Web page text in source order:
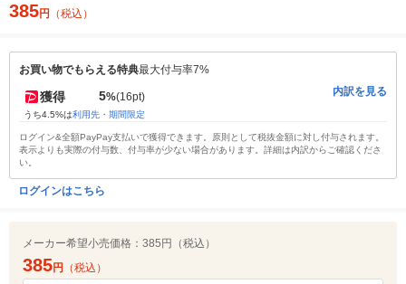
385円 （税込）
お買い物でもらえる特典最大付与率7%
獲得 5%(16pt)
うち4.5%は利用先・期間限定
内訳を見る
ログイン&全額PayPay支払いで獲得できます。原則として税抜金額に対し付与されます。
表示よりも実際の付与数、付与率が少ない場合があります。詳細は内訳からご確認くださ
い。
ログインはこちら
メーカー希望小売価格： 385円（税込）
385円 （税込）